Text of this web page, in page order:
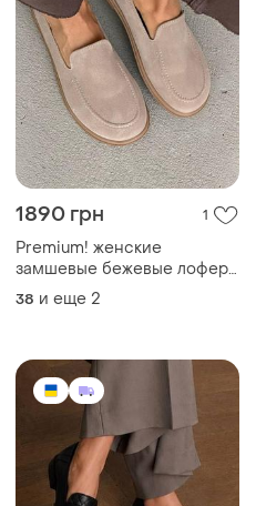
1890 грн 1
Premium! женские
замшевые бежевые лоферы
осенние туфли натуральная
замша весна осень
38 и еще 2